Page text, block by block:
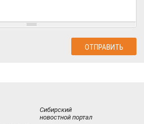
Сибирский
новостной портал